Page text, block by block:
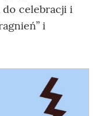
do celebracji i
i